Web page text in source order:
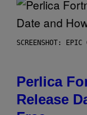
SCREENSHOT: EPIC
Perlica
Release